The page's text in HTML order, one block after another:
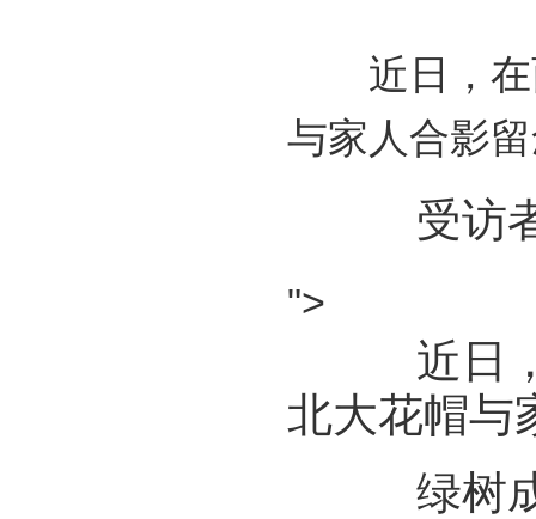
近日，在
与家人合影
受访
">
近日，
北大花帽
绿树成